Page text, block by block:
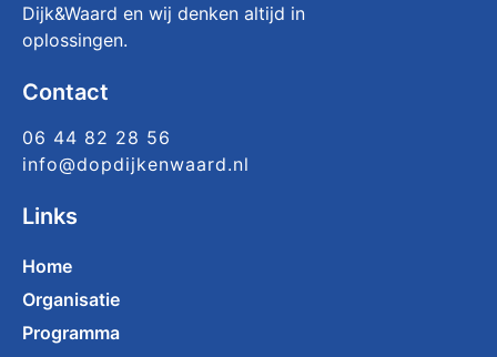
Dijk&Waard en wij denken altijd in
oplossingen.
Contact
06 44 82 28 56
info@dopdijkenwaard.nl
Links
Home
Organisatie
Programma